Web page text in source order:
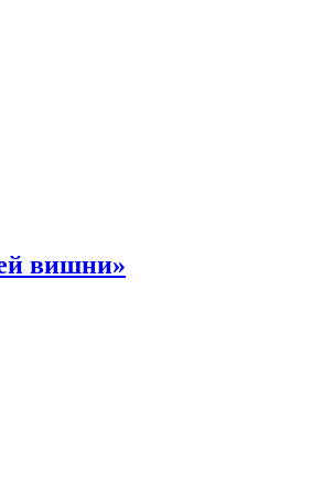
вишни»